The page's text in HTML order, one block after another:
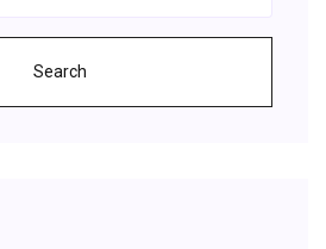
Search